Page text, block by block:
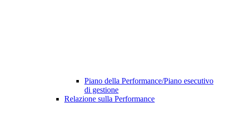
Piano della Performance/Piano esecutivo
di gestione
Relazione sulla Performance